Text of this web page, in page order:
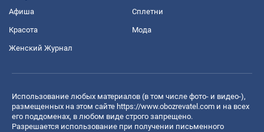
Афиша Сплетни
Красота Мода
Женский Журнал
Использование любых материалов (в том числе фото- и видео-),
размещенных на этом сайте https://www.obozrevatel.com и на всех
его поддоменах, в любом виде строго запрещено.
Разрешается использование при получении письменного